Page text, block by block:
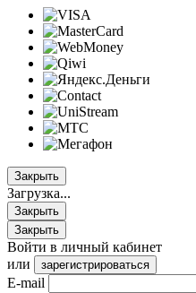
Закрыть
Загрузка...
Закрыть
Закрыть
Войти в личный кабинет
или
зарегистрироваться
E-mail